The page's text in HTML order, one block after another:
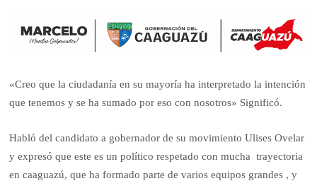
«Creo que la ciudadanía en su mayoría ha interpretado la intención
que tenemos y se ha sumado por eso con nosotros» Significó.
Habló del candidato a gobernador de su movimiento Ulises Ovelar
y expresó que este es un político respetado con mucha trayectoria
en caaguazú, que ha formado parte de varios equipos grandes , y